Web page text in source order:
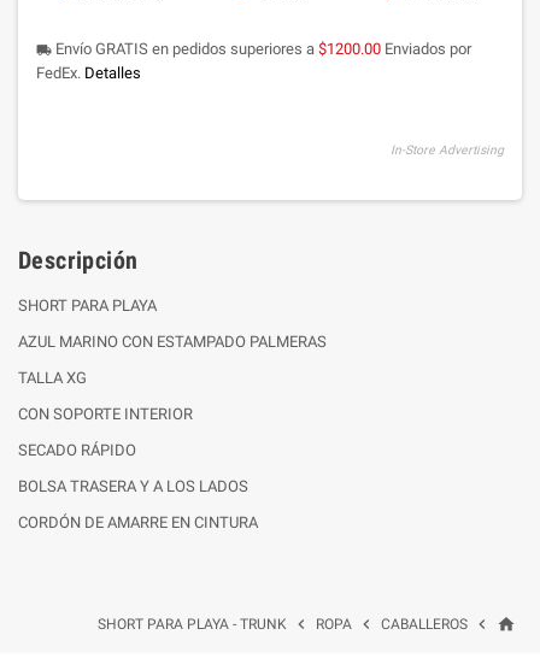
local_shipping Envío GRATIS en pedidos superiores a $1200.00 Enviados por
FedEx. Detalles
In-Store Advertising
Descripción
SHORT PARA PLAYA
AZUL MARINO CON ESTAMPADO PALMERAS
TALLA XG
CON SOPORTE INTERIOR
SECADO RÁPIDO
BOLSA TRASERA Y A LOS LADOS
CORDÓN DE AMARRE EN CINTURA
home

CABALLEROS

ROPA

SHORT PARA PLAYA - TRUNK